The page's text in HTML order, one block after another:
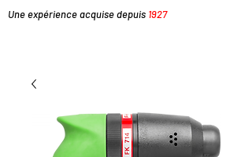
Une expérience acquise depuis 1927